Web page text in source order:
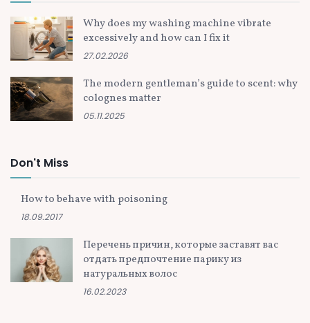
Why does my washing machine vibrate
excessively and how can I fix it
27.02.2026
The modern gentleman’s guide to scent: why
colognes matter
05.11.2025
Don't Miss
How to behave with poisoning
18.09.2017
Перечень причин, которые заставят вас
отдать предпочтение парику из
натуральных волос
16.02.2023